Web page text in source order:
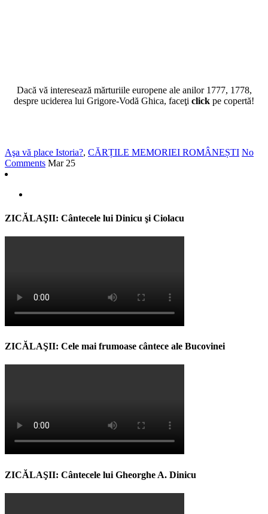
Dacă vă interesează mărturiile europene ale anilor 1777, 1778,
despre uciderea lui Grigore-Vodă Ghica, faceţi click pe copertă!
Aşa vă place Istoria?, CĂRȚILE MEMORIEI ROMÂNEȘTI No
Comments Mar 25
ZICĂLAŞII: Cântecele lui Dinicu şi Ciolacu
ZICĂLAŞII: Cele mai frumoase cântece ale Bucovinei
ZICĂLAŞII: Cântecele lui Gheorghe A. Dinicu